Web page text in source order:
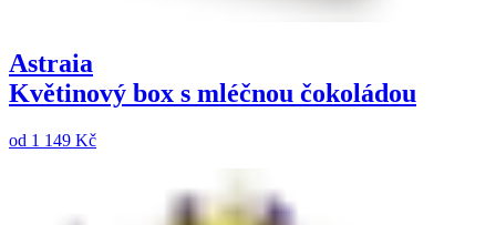
Astraia
Květinový box s mléčnou čokoládou
od 1 149 Kč